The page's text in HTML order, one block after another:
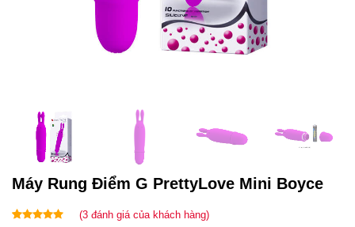
Máy Rung Điểm G PrettyLove Mini Boyce
(3đánh giá của khách hàng)